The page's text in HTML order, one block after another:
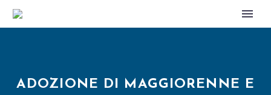
ADOZIONE DI MAGGIORENNE E